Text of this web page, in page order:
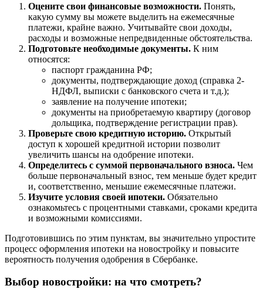
Оцените свои финансовые возможности. Понять,
какую сумму вы можете выделить на ежемесячные
платежи, крайне важно. Учитывайте свои доходы,
расходы и возможные непредвиденные обстоятельства.
Подготовьте необходимые документы. К ним
относятся:
паспорт гражданина РФ;
документы, подтверждающие доход (справка 2-
НДФЛ, выписки с банковского счета и т.д.);
заявление на получение ипотеки;
документы на приобретаемую квартиру (договор
дольщика, подтверждение регистрации прав).
Проверьте свою кредитную историю. Открытый
доступ к хорошей кредитной истории позволит
увеличить шансы на одобрение ипотеки.
Определитесь с суммой первоначального взноса. Чем
больше первоначальный взнос, тем меньше будет кредит
и, соответственно, меньшие ежемесячные платежи.
Изучите условия своей ипотеки. Обязательно
ознакомьтесь с процентными ставками, сроками кредита
и возможными комиссиями.
Подготовившись по этим пунктам, вы значительно упростите
процесс оформления ипотеки на новостройку и повысите
вероятность получения одобрения в Сбербанке.
Выбор новостройки: на что смотреть?